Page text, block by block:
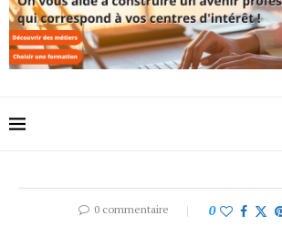
0 commentaire 0